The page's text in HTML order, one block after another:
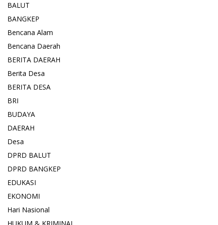
BALUT
BANGKEP
Bencana Alam
Bencana Daerah
BERITA DAERAH
Berita Desa
BERITA DESA
BRI
BUDAYA
DAERAH
Desa
DPRD BALUT
DPRD BANGKEP
EDUKASI
EKONOMI
Hari Nasional